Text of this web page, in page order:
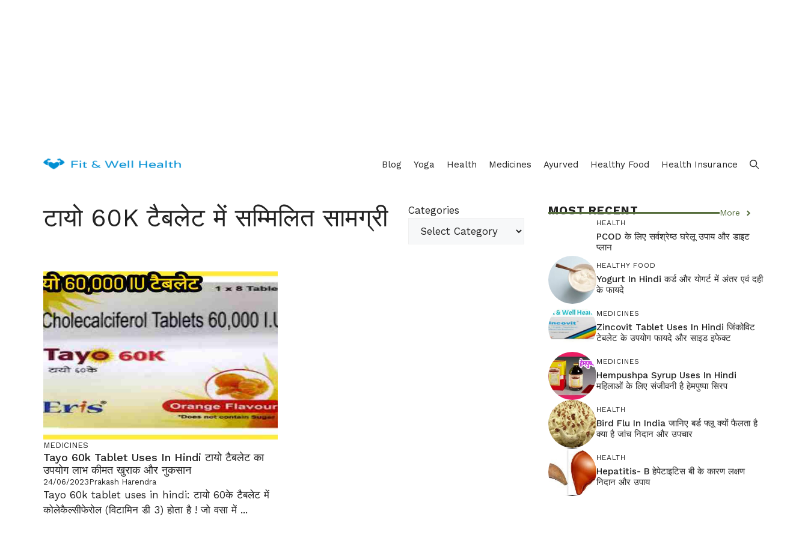
Blog Yoga Health Medicines Ayurved Healthy Food Health Insurance
टायो 60K टैबलेट में सम्मिलित सामग्री Categories
MEDICINES
Tayo 60k Tablet Uses In Hindi टायो टैबलेट का
उपयोग लाभ कीमत खुराक और नुकसान
24/06/2023Prakash Harendra
Tayo 60k tablet uses in hindi: टायो 60के टैबलेट में
कोलेकैल्सीफेरोल (विटामिन डी 3) होता है ! जो वसा में ...
MOST RECENT More
HEALTH
PCOD के लिए सर्वश्रेष्ठ घरेलू उपाय और डाइट
प्लान
HEALTHY FOOD
Yogurt In Hindi कर्ड और योगर्ट में अंतर एवं दही
के फायदे
MEDICINES
Zincovit Tablet Uses In Hindi जिंकोविट
टेबलेट के उपयोग फायदे और साइड इफेक्ट
MEDICINES
Hempushpa Syrup Uses In Hindi
महिलाओं के लिए संजीवनी है हेमपुष्पा सिरप
HEALTH
Bird Flu In India जानिए बर्ड फ्लू क्यों फैलता है
क्या है जांच निदान और उपचार
HEALTH
Hepatitis- B हेपेटाइटिस बी के कारण लक्षण
निदान और उपाय